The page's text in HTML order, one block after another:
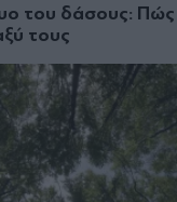
του δάσους: Πώς
τους